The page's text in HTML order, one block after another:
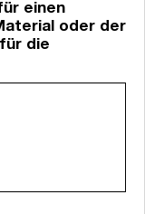
einen
oder der
die